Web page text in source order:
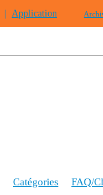
Application
Catégories FAQ/